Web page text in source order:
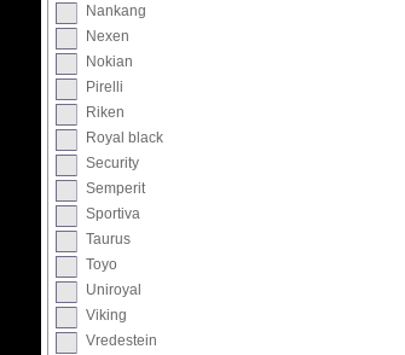
Nankang
Nexen
Nokian
Pirelli
Riken
Royal black
Security
Semperit
Sportiva
Taurus
Toyo
Uniroyal
Viking
Vredestein